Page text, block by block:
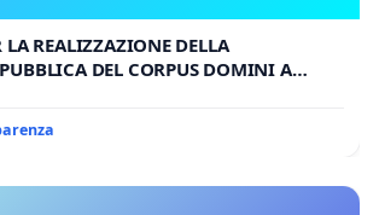
LA REALIZZAZIONE DELLA
DEL CORPUS DOMINI A